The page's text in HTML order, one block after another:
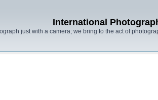
International
just with a camera; we bring to the act of